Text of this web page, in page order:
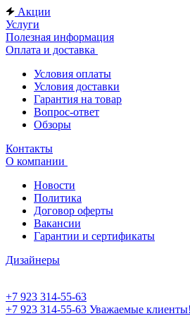
Акции
Услуги
Полезная информация
Оплата и доставка
Условия оплаты
Условия доставки
Гарантия на товар
Вопрос-ответ
Обзоры
Контакты
О компании
Новости
Политика
Договор оферты
Вакансии
Гарантии и сертификаты
Дизайнеры
+7 923 314-55-63
+7 923 314-55-63 Уважаемые